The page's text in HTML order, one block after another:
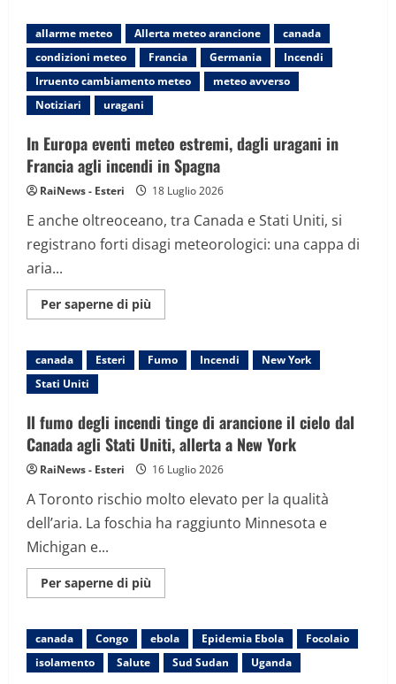
Comăneci,
la
libellula
fuggita
dalla
Romania
negli
Stati
allarme meteo Allerta meteo arancione
canada
condizioni meteo
Francia Germania
Incendi
Irruento cambiamento meteo
meteo avverso
Notiziari
uragani
In Europa eventi meteo estremi, dagli uragani in
Francia agli incendi in Spagna
RaiNews - Esteri 18 Luglio 2026
E anche oltreoceano, tra Canada e Stati Uniti, si
registrano forti disagi meteorologici: una cappa di
aria...
Per saperne di più
informazioni
Europa
eventi
uragani
in
Francia
agli
incendi
in
Spagna
canada Esteri Fumo Incendi
New York
Stati Uniti
Il fumo degli incendi tinge di arancione il cielo dal
Canada agli Stati Uniti, allerta a New York
RaiNews - Esteri 16 Luglio 2026
A Toronto rischio molto elevato per la qualità
dell’aria. La foschia ha raggiunto Minnesota e
Michigan e...
Per saperne di più
informazioni
fumo
degli
incendi
tinge
canada Congo ebola Epidemia Ebola
Focolaio
isolamento
Salute Sud Sudan Uganda